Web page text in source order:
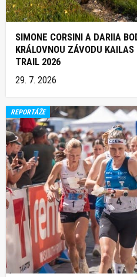
SIMONE CORSINI A DARIIA
KRÁLOVNOU ZÁVODU
TRAIL 2026
29. 7. 2026
REPORTÁŽE